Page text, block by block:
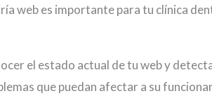
web es importante para tu clínica
el estado actual de tu web y
que puedan afectar a su